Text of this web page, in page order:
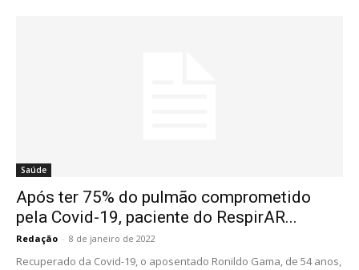
Saúde
Após ter 75% do pulmão comprometido
pela Covid-19, paciente do RespirAR...
Redação - 8 de janeiro de 2022
Recuperado da Covid-19, o aposentado Ronildo Gama, de 54 anos,